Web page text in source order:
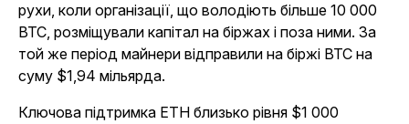
рухи, коли організації, що володіють більше 10 000
BTC, розміщували капітал на біржах і поза ними. За
той же період майнери відправили на біржі BTC на
суму $1,94 мільярда.
Ключова підтримка ETH близько рівня $1 000